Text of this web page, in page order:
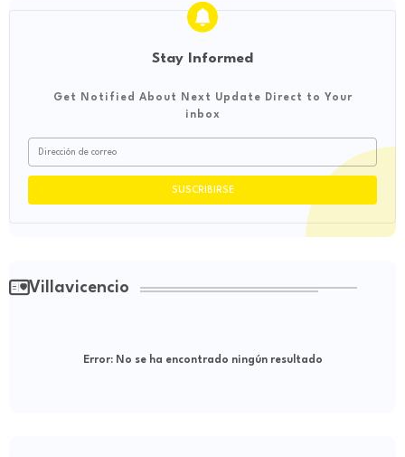
Stay Informed
Get Notified About Next Update Direct to Your
inbox
Villavicencio
Error:No se ha encontrado ningún resultado